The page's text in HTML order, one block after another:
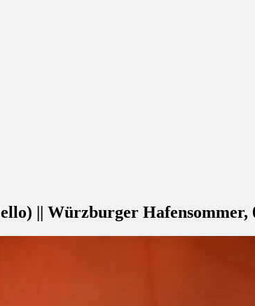
|| Würzburger